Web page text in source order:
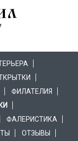
ФИЛАТЕЛИЯ
ФАЛЕРИСТИКА
ОТЗЫВЫ